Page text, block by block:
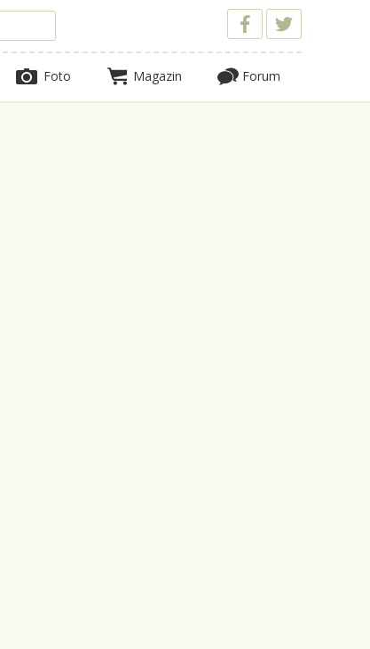
Foto Magazin Forum